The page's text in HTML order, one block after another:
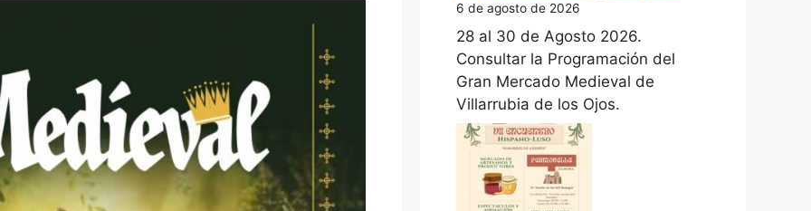
6 de agosto de 2026
28 al 30 de Agosto 2026.
Consultar la Programación del
Gran Mercado Medieval de
Villarrubia de los Ojos.